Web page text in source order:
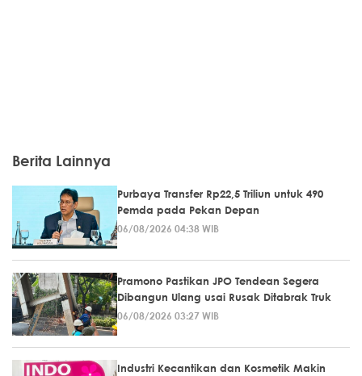
Berita Lainnya
Purbaya Transfer Rp22,5 Triliun untuk 490
Pemda pada Pekan Depan
06/08/2026 04:38 WIB
Pramono Pastikan JPO Tendean Segera
Dibangun Ulang usai Rusak Ditabrak Truk
06/08/2026 03:27 WIB
Industri Kecantikan dan Kosmetik Makin